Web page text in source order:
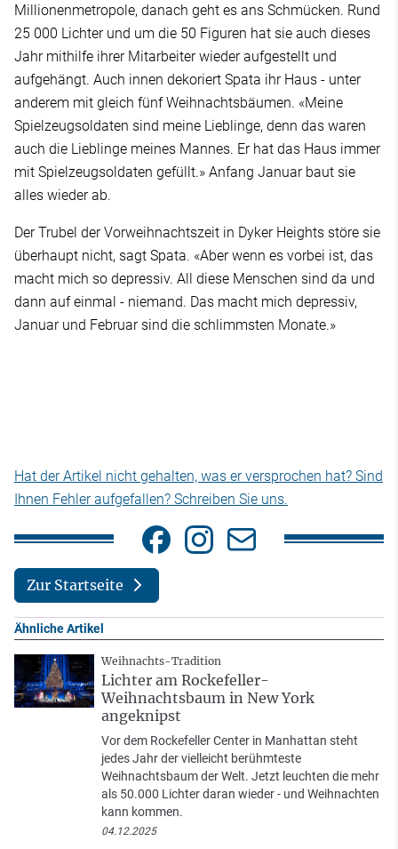
Millionenmetropole, danach geht es ans Schmücken. Rund
25 000 Lichter und um die 50 Figuren hat sie auch dieses
Jahr mithilfe ihrer Mitarbeiter wieder aufgestellt und
aufgehängt. Auch innen dekoriert Spata ihr Haus - unter
anderem mit gleich fünf Weihnachtsbäumen. «Meine
Spielzeugsoldaten sind meine Lieblinge, denn das waren
auch die Lieblinge meines Mannes. Er hat das Haus immer
mit Spielzeugsoldaten gefüllt.» Anfang Januar baut sie
alles wieder ab.
Der Trubel der Vorweihnachtszeit in Dyker Heights störe sie
überhaupt nicht, sagt Spata. «Aber wenn es vorbei ist, das
macht mich so depressiv. All diese Menschen sind da und
dann auf einmal - niemand. Das macht mich depressiv,
Januar und Februar sind die schlimmsten Monate.»
Hat der Artikel nicht gehalten, was er versprochen hat? Sind
Ihnen Fehler aufgefallen? Schreiben Sie uns.
Zur Startseite
Ähnliche Artikel
Weihnachts-Tradition
Lichter am Rockefeller-
Weihnachtsbaum in New York
angeknipst
Vor dem Rockefeller Center in Manhattan steht
jedes Jahr der vielleicht berühmteste
Weihnachtsbaum der Welt. Jetzt leuchten die mehr
als 50.000 Lichter daran wieder - und Weihnachten
kann kommen.
04.12.2025